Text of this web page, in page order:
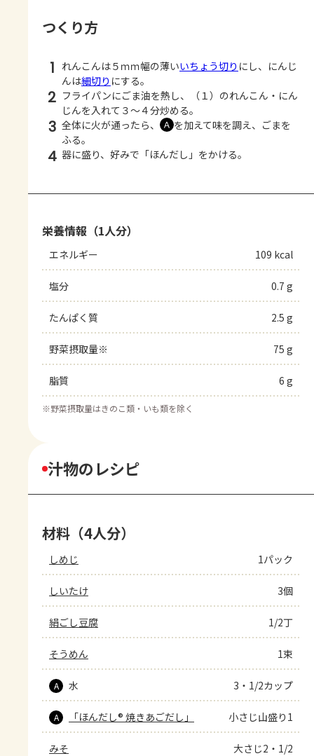
つくり方
1 れんこんは５ｍｍ幅の薄いいちょう切り にし、にんじ
んは細切り にする。
2 フライパンにごま油を熱し、（１）のれんこん・にん
じんを入れて３～４分炒める。
3 全体に火が通ったら、 Ａ を加えて味を調え、ごまを
ふる。
4 器に盛り、好みで「ほんだし」をかける。
栄養情報（1人分）
エネルギー 109 kcal
塩分 0.7 g
たんぱく質 2.5 g
野菜摂取量※ 75 g
脂質 6 g
※野菜摂取量はきのこ類・いも類を除く
汁物のレシピ
材料（4人分）
しめじ 1パック
しいたけ 3個
絹ごし豆腐 1/2丁
そうめん 1束
A 水 3・1/2カップ
A 「ほんだし® 焼きあごだし」 小さじ山盛り1
みそ 大さじ2・1/2